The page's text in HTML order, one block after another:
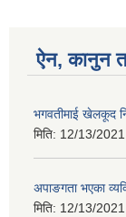
ऐन, कानुन
भगवतीमाई खेलकूद
मिति: 12/13/
अपाङगता भएका
मिति: 12/13/